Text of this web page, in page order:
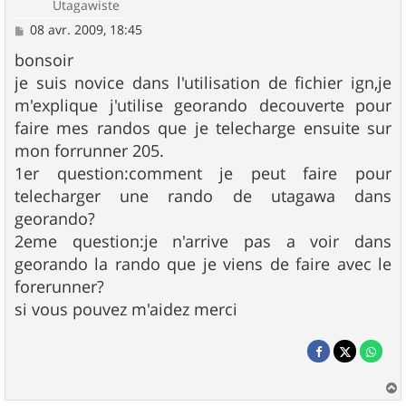
Utagawiste
M
s
s
a
g
e
08 avr. 2009, 18:45
bonsoir
je suis novice dans l'utilisation de fichier ign,je
m'explique j'utilise georando decouverte pour
faire mes randos que je telecharge ensuite sur
mon forrunner 205.
1er question:comment je peut faire pour
telecharger une rando de utagawa dans
georando?
2eme question:je n'arrive pas a voir dans
georando la rando que je viens de faire avec le
forerunner?
si vous pouvez m'aidez merci
a